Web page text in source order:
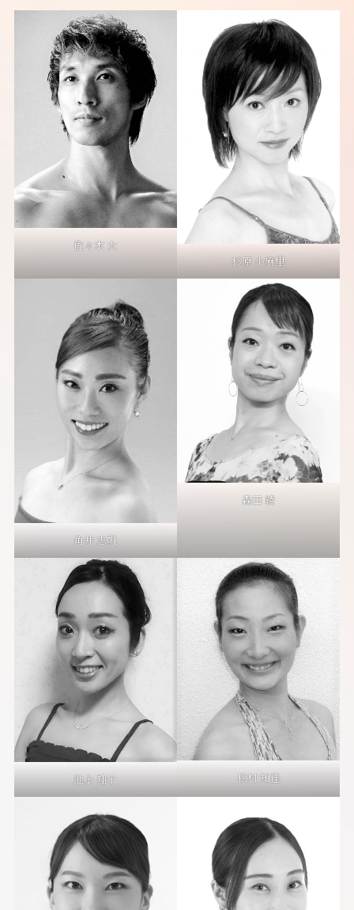
佐々木 大
杉原 小麻里
角井 志帆
森田 綾
池上 翔子 松村 知佳